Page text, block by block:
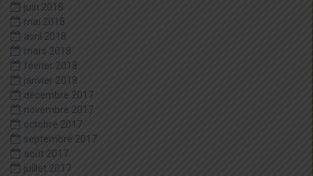
juin 2018
mai 2018
avril 2018
mars 2018
février 2018
janvier 2018
décembre 2017
novembre 2017
octobre 2017
septembre 2017
août 2017
juillet 2017